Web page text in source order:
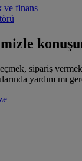
ve finans
sipariş vermek
yardım mı